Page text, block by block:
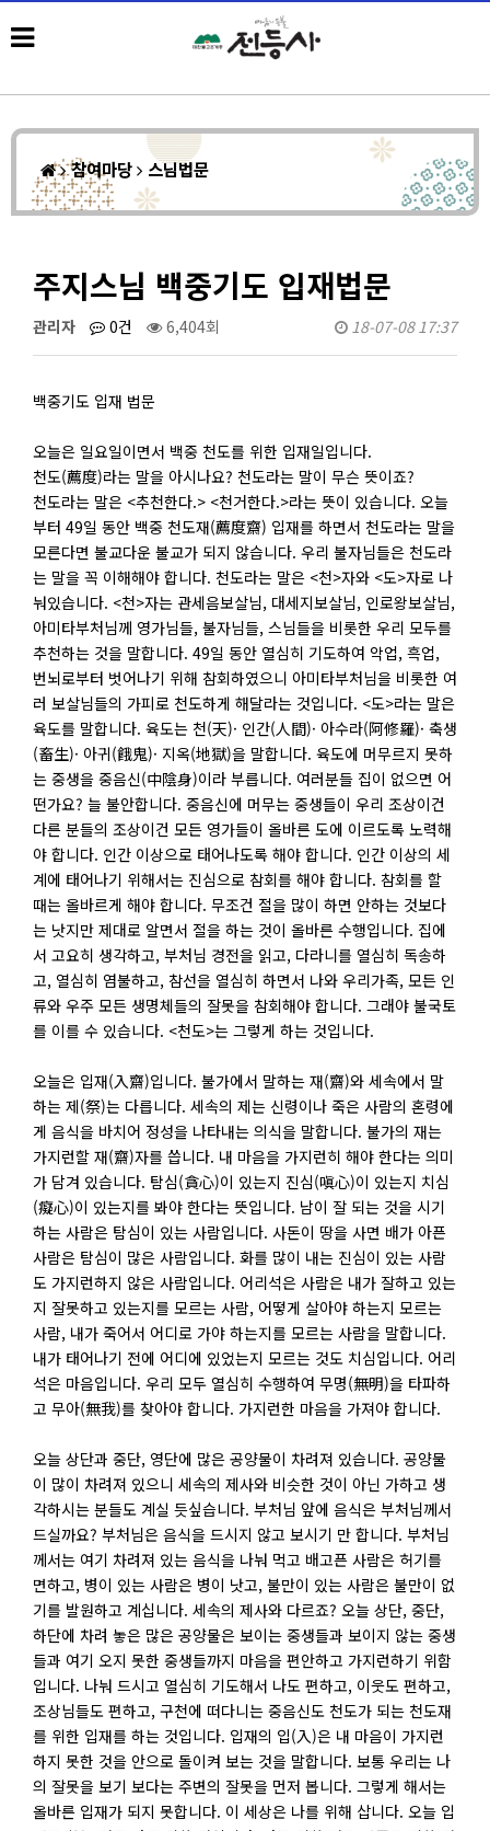
참여마당 스님법문
주지스님 백중기도 입재법문
관리자 0건 6,404회 18-07-08 17:37
백중기도 입재 법문
오늘은 일요일이면서 백중 천도를 위한 입재일입니다.
천도(薦度)라는 말을 아시나요? 천도라는 말이 무슨 뜻이죠?
천도라는 말은 <추천한다.> <천거한다.>라는 뜻이 있습니다. 오늘
부터 49일 동안 백중 천도재(薦度齋) 입재를 하면서 천도라는 말을
모른다면 불교다운 불교가 되지 않습니다. 우리 불자님들은 천도라
는 말을 꼭 이해해야 합니다. 천도라는 말은 <천>자와 <도>자로 나
눠있습니다. <천>자는 관세음보살님, 대세지보살님, 인로왕보살님,
아미타부처님께 영가님들, 불자님들, 스님들을 비롯한 우리 모두를
추천하는 것을 말합니다. 49일 동안 열심히 기도하여 악업, 흑업,
번뇌로부터 벗어나기 위해 참회하였으니 아미타부처님을 비롯한 여
러 보살님들의 가피로 천도하게 해달라는 것입니다. <도>라는 말은
육도를 말합니다. 육도는 천(天)· 인간(人間)· 아수라(阿修羅)· 축생
(畜生)· 아귀(餓鬼)· 지옥(地獄)을 말합니다. 육도에 머무르지 못하
는 중생을 중음신(中陰身)이라 부릅니다. 여러분들 집이 없으면 어
떤가요? 늘 불안합니다. 중음신에 머무는 중생들이 우리 조상이건
다른 분들의 조상이건 모든 영가들이 올바른 도에 이르도록 노력해
야 합니다. 인간 이상으로 태어나도록 해야 합니다. 인간 이상의 세
계에 태어나기 위해서는 진심으로 참회를 해야 합니다. 참회를 할
때는 올바르게 해야 합니다. 무조건 절을 많이 하면 안하는 것보다
는 낫지만 제대로 알면서 절을 하는 것이 올바른 수행입니다. 집에
서 고요히 생각하고, 부처님 경전을 읽고, 다라니를 열심히 독송하
고, 열심히 염불하고, 참선을 열심히 하면서 나와 우리가족, 모든 인
류와 우주 모든 생명체들의 잘못을 참회해야 합니다. 그래야 불국토
를 이를 수 있습니다. <천도>는 그렇게 하는 것입니다.
오늘은 입재(入齋)입니다. 불가에서 말하는 재(齋)와 세속에서 말
하는 제(祭)는 다릅니다. 세속의 제는 신령이나 죽은 사람의 혼령에
게 음식을 바치어 정성을 나타내는 의식을 말합니다. 불가의 재는
가지런할 재(齋)자를 씁니다. 내 마음을 가지런히 해야 한다는 의미
가 담겨 있습니다. 탐심(貪心)이 있는지 진심(嗔心)이 있는지 치심
(癡心)이 있는지를 봐야 한다는 뜻입니다. 남이 잘 되는 것을 시기
하는 사람은 탐심이 있는 사람입니다. 사돈이 땅을 사면 배가 아픈
사람은 탐심이 많은 사람입니다. 화를 많이 내는 진심이 있는 사람
도 가지런하지 않은 사람입니다. 어리석은 사람은 내가 잘하고 있는
지 잘못하고 있는지를 모르는 사람, 어떻게 살아야 하는지 모르는
사람, 내가 죽어서 어디로 가야 하는지를 모르는 사람을 말합니다.
내가 태어나기 전에 어디에 있었는지 모르는 것도 치심입니다. 어리
석은 마음입니다. 우리 모두 열심히 수행하여 무명(無明)을 타파하
고 무아(無我)를 찾아야 합니다. 가지런한 마음을 가져야 합니다.
오늘 상단과 중단, 영단에 많은 공양물이 차려져 있습니다. 공양물
이 많이 차려져 있으니 세속의 제사와 비슷한 것이 아닌 가하고 생
각하시는 분들도 계실 듯싶습니다. 부처님 앞에 음식은 부처님께서
드실까요? 부처님은 음식을 드시지 않고 보시기 만 합니다. 부처님
께서는 여기 차려져 있는 음식을 나눠 먹고 배고픈 사람은 허기를
면하고, 병이 있는 사람은 병이 낫고, 불만이 있는 사람은 불만이 없
기를 발원하고 계십니다. 세속의 제사와 다르죠? 오늘 상단, 중단,
하단에 차려 놓은 많은 공양물은 보이는 중생들과 보이지 않는 중생
들과 여기 오지 못한 중생들까지 마음을 편안하고 가지런하기 위함
입니다. 나눠 드시고 열심히 기도해서 나도 편하고, 이웃도 편하고,
조상님들도 편하고, 구천에 떠다니는 중음신도 천도가 되는 천도재
를 위한 입재를 하는 것입니다. 입재의 입(入)은 내 마음이 가지런
하지 못한 것을 안으로 돌이켜 보는 것을 말합니다. 보통 우리는 나
의 잘못을 보기 보다는 주변의 잘못을 먼저 봅니다. 그렇게 해서는
올바른 입재가 되지 못합니다. 이 세상은 나를 위해 삽니다. 오늘 입